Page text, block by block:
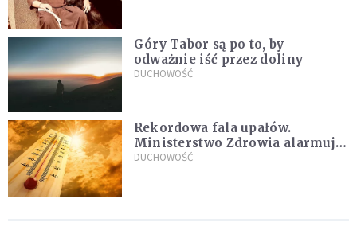
Góry Tabor są po to, by
odważnie iść przez doliny
DUCHOWOŚĆ
Rekordowa fala upałów.
Ministerstwo Zdrowia alarmuje
po doświadczeniach z czerwca
DUCHOWOŚĆ